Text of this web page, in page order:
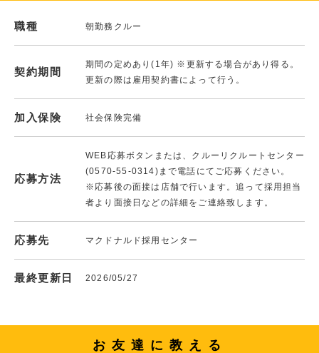
職種 朝勤務クルー
契約期間
期間の定めあり(1年) ※更新する場合があり得る。
更新の際は雇用契約書によって行う。
加入保険 社会保険完備
応募方法
WEB応募ボタンまたは、クルーリクルートセンター
(0570-55-0314)まで電話にてご応募ください。
※応募後の面接は店舗で行います。追って採用担当
者より面接日などの詳細をご連絡致します。
応募先 マクドナルド採用センター
最終更新日 2026/05/27
お友達に教える